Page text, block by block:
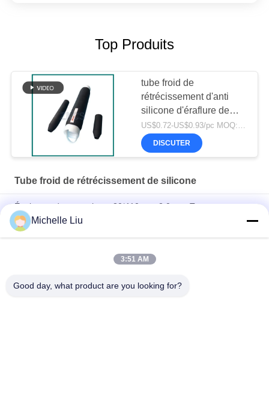
Top Produits
tube froid de
rétrécissement d'anti
silicone d'éraflure de
2cm
US$0.72-US$0.93/pc MOQ:1000PCS
DISCUTER
Tube froid de rétrécissement de silicone
Épaisseur de caoutchouc 30*110 mm 2,0 mm Tuyau
rétrécissant à froid étanche et isolant
Ruban auto-amalgamant en silicone ignifuge et étanche
Tube rétractable à froid en silicone – Expansion 4:1, résistant
Michelle Liu
3:51 AM
Good day, what product are you looking for?